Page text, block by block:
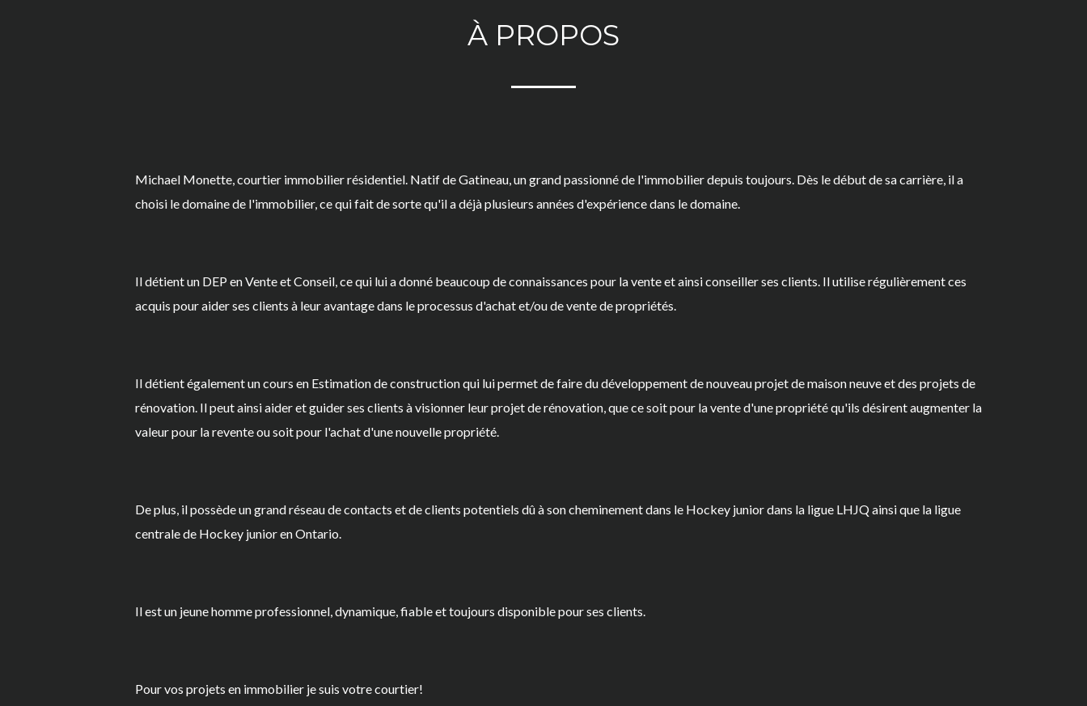
À PROPOS
Michael Monette, courtier immobilier résidentiel. Natif de Gatineau, un grand passionné de l'immobilier depuis toujours. Dès le début de sa carrière, il a
choisi le domaine de l'immobilier, ce qui fait de sorte qu'il a déjà plusieurs années d'expérience dans le domaine.
Il détient un DEP en Vente et Conseil, ce qui lui a donné beaucoup de connaissances pour la vente et ainsi conseiller ses clients. Il utilise régulièrement ces
acquis pour aider ses clients à leur avantage dans le processus d'achat et/ou de vente de propriétés.
Il détient également un cours en Estimation de construction qui lui permet de faire du développement de nouveau projet de maison neuve et des projets de
rénovation. Il peut ainsi aider et guider ses clients à visionner leur projet de rénovation, que ce soit pour la vente d'une propriété qu'ils désirent augmenter la
valeur pour la revente ou soit pour l'achat d'une nouvelle propriété.
De plus, il possède un grand réseau de contacts et de clients potentiels dû à son cheminement dans le Hockey junior dans la ligue LHJQ ainsi que la ligue
centrale de Hockey junior en Ontario.
Il est un jeune homme professionnel, dynamique, fiable et toujours disponible pour ses clients.
Pour vos projets en immobilier je suis votre courtier!